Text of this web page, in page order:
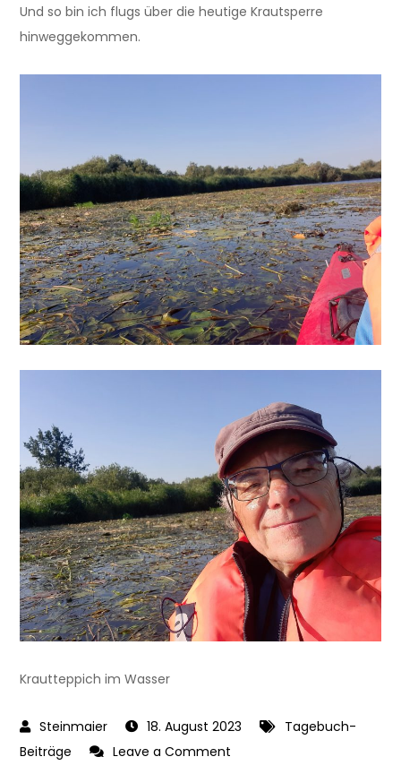
Und so bin ich flugs über die heutige Krautsperre
hinweggekommen.
Krautteppich im Wasser
18. August 2023
Tagebuch-
Beiträge
Leave a Comment